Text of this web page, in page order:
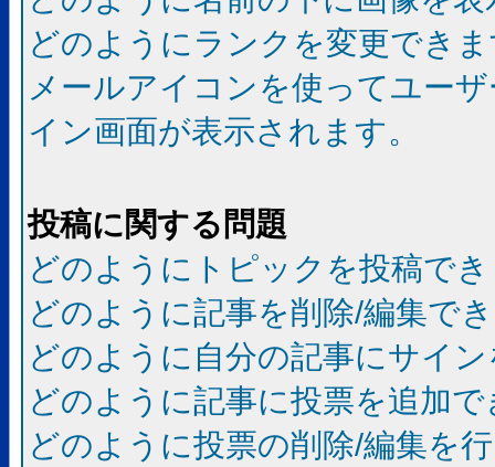
どのようにランクを変更でき
メールアイコンを使ってユー
イン画面が表示されます。
投稿に関する問題
どのようにトピックを投稿で
どのように記事を削除/編集で
どのように自分の記事にサイ
どのように記事に投票を追加
どのように投票の削除/編集を